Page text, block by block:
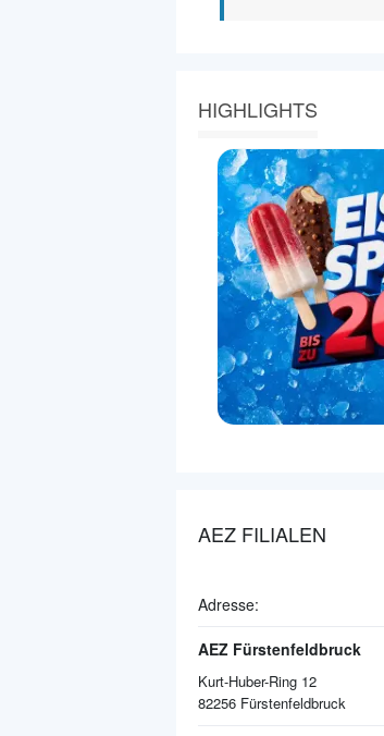
HIGHLIGHTS
AEZ FILIALEN
Adresse:
AEZ Fürstenfeldbruck
Kurt-Huber-Ring 12
82256 Fürstenfeldbruck